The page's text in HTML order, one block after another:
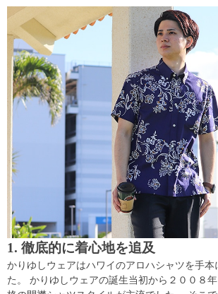
1. 徹底的に着心地を追及
かりゆしウェアはハワイのアロハシャツを手本
た。 かりゆしウェアの誕生当初から２００８